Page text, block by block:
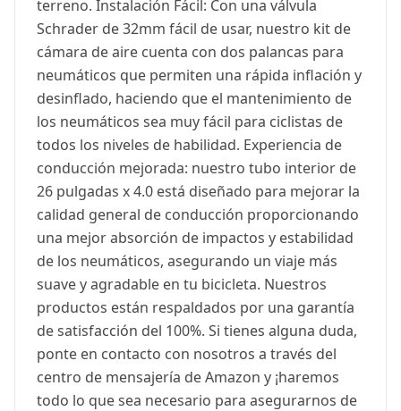
terreno. Instalación Fácil: Con una válvula
Schrader de 32mm fácil de usar, nuestro kit de
cámara de aire cuenta con dos palancas para
neumáticos que permiten una rápida inflación y
desinflado, haciendo que el mantenimiento de
los neumáticos sea muy fácil para ciclistas de
todos los niveles de habilidad. Experiencia de
conducción mejorada: nuestro tubo interior de
26 pulgadas x 4.0 está diseñado para mejorar la
calidad general de conducción proporcionando
una mejor absorción de impactos y estabilidad
de los neumáticos, asegurando un viaje más
suave y agradable en tu bicicleta. Nuestros
productos están respaldados por una garantía
de satisfacción del 100%. Si tienes alguna duda,
ponte en contacto con nosotros a través del
centro de mensajería de Amazon y ¡haremos
todo lo que sea necesario para asegurarnos de